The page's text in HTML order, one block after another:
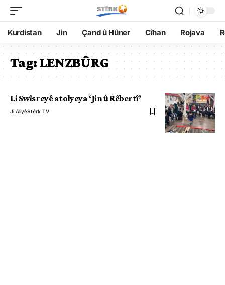
Kurdistan Jin Çand û Hûner Cîhan Rojava
Tag:LENZBÛRG
Li Swîsreyê atolyeya ‘Jin û Rêbertî’
Ji AliyêStêrk TV